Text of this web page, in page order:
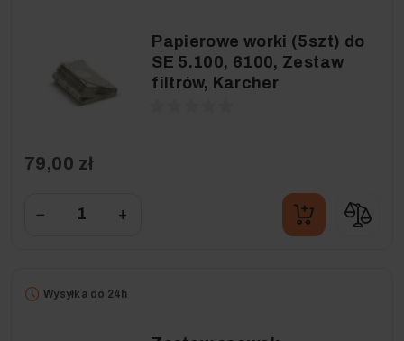
Papierowe worki (5szt) do
SE 5.100, 6100, Zestaw
filtrów, Karcher
79,00 zł
− +
Wysyłka do 24h